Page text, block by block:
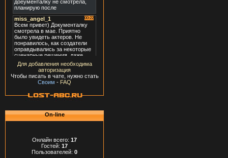
Для добавления необходима
авторизация
Чтобы писать в чате, нужно стать
Своим - FAQ
On-line
Онлайн всего: 17
Гостей: 17
Пользователей: 0